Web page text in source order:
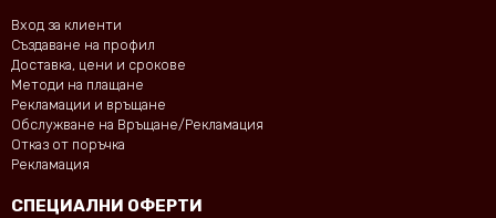
Вход за клиенти
Създаване на профил
Доставка, цени и срокове
Методи на плащане
Рекламации и връщане
Обслужване на Връщане/Рекламация
Отказ от поръчка
Рекламация
СПЕЦИАЛНИ ОФЕРТИ